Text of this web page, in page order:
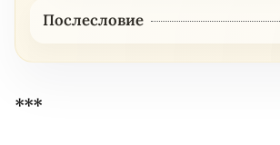
Послесловие
***